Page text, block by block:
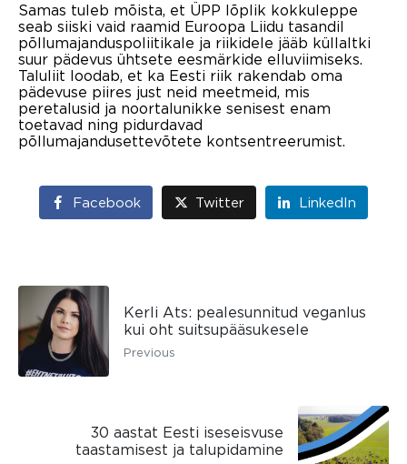
Samas tuleb mõista, et ÜPP lõplik kokkuleppe
seab siiski vaid raamid Euroopa Liidu tasandil
põllumajanduspoliitikale ja riikidele jääb küllaltki
suur pädevus ühtsete eesmärkide elluviimiseks.
Taluliit loodab, et ka Eesti riik rakendab oma
pädevuse piires just neid meetmeid, mis
peretalusid ja noortalunikke senisest enam
toetavad ning pidurdavad
põllumajandusettevõtete kontsentreerumist.
Facebook Twitter LinkedIn
Kerli Ats: pealesunnitud veganlus
kui oht suitsupääsukesele
Previous
30 aastat Eesti iseseisvuse
taastamisest ja talupidamine